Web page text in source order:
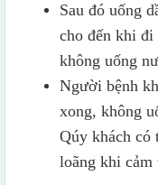
Sau đó uống
cho đến khi đi
không uống
Người bệnh
xong, không
Qúy khách có
loãng khi cảm